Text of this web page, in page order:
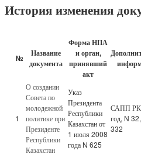
История изменения
№
Название
документа
Форма НПА
и орган,
принявший
акт
1
О создании
Совета по
молодежной
политике при
Президенте
Республики
Казахстан
Указ
Президента
Республики
Казахстан от
1 июля 2008
года N 625
САПП
год, N
332